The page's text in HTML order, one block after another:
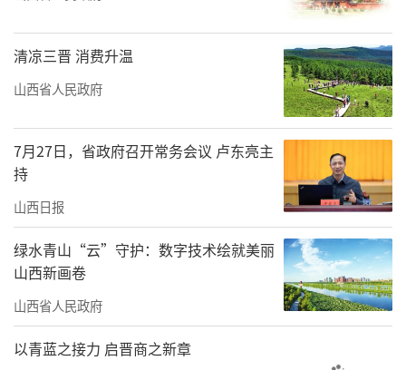
清凉三晋 消费升温
山西省人民政府
7月27日，省政府召开常务会议 卢东亮主
持
山西日报
绿水青山“云”守护：数字技术绘就美丽
山西新画卷
山西省人民政府
以青蓝之接力 启晋商之新章